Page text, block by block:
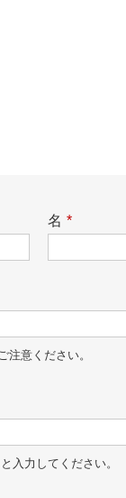
*
名
意ください。
入力してください。